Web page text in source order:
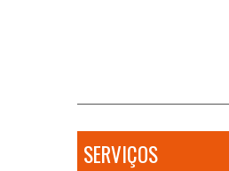
SERVIÇOS